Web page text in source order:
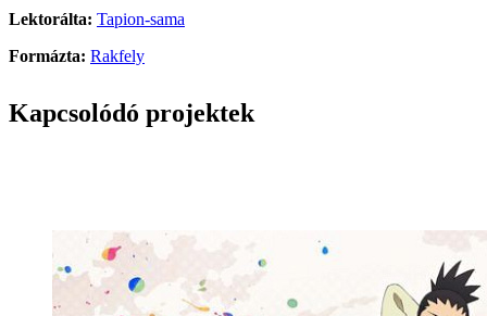
Lektorálta: Tapion-sama
Formázta: Rakfely
Kapcsolódó projektek